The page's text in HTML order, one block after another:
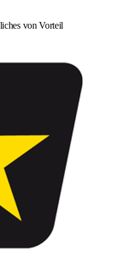
von Vorteil